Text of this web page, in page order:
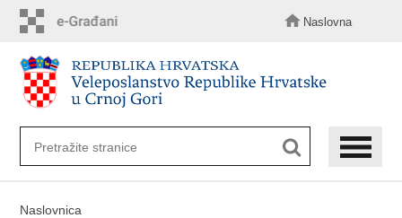
sadržaj
Naslovna
Naslovnica